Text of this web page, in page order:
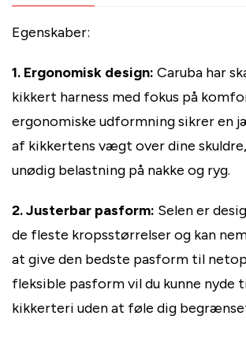
Egenskaber:
1. Ergonomisk design: Caruba har
kikkert harness med fokus på
ergonomiske udformning sikrer en
af kikkertens vægt over dine skuldre,
unødig belastning på nakke og ryg.
2. Justerbar pasform: Selen er
de fleste kropsstørrelser og kan
at give den bedste pasform til
fleksible pasform vil du kunne nyde
kikkerteri uden at føle dig